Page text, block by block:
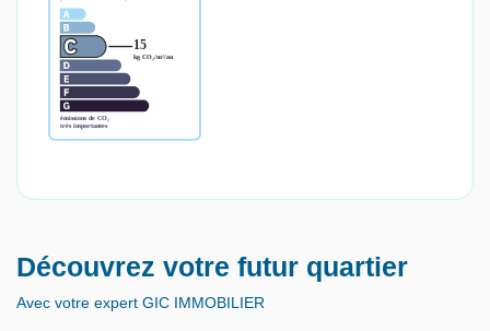
Découvrez votre futur quartier
Avec votre expert GIC IMMOBILIER